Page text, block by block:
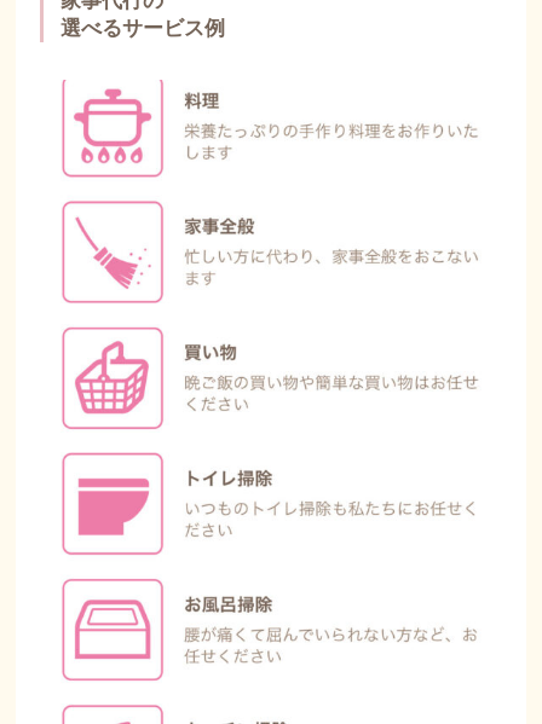
選べるサービス例